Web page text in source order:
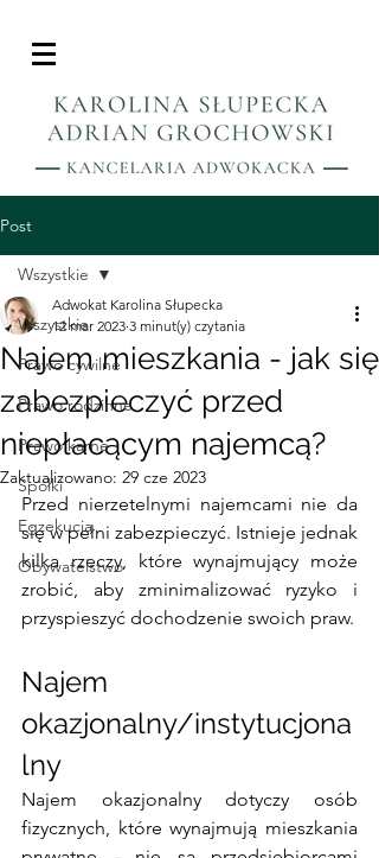
Post
Wszystkie
Prawo cywilne
Prawo rodzinne
Prawo karne
Spółki
Egzekucja
Obywatelstwo
Wszystkie
Najem mieszkania - jak się
zabezpieczyć przed
niepłacącym najemcą?
Adwokat Karolina Słupecka
12 mar 2023 3 minut(y) czytania
Zaktualizowano: 29 cze 2023
Przed nierzetelnymi najemcami nie da
się w pełni zabezpieczyć. Istnieje jednak
kilka rzeczy, które wynajmujący może
zrobić, aby zminimalizować ryzyko i
przyspieszyć dochodzenie swoich praw.
Najem
okazjonalny/instytucjona
lny
Najem okazjonalny dotyczy osób
fizycznych, które wynajmują mieszkania